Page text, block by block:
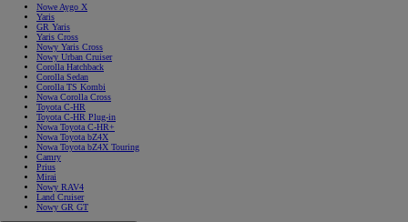
Nowe Aygo X
Yaris
GR Yaris
Yaris Cross
Nowy Yaris Cross
Nowy Urban Cruiser
Corolla Hatchback
Corolla Sedan
Corolla TS Kombi
Nowa Corolla Cross
Toyota C-HR
Toyota C-HR Plug-in
Nowa Toyota C-HR+
Nowa Toyota bZ4X
Nowa Toyota bZ4X Touring
Camry
Prius
Mirai
Nowy RAV4
Land Cruiser
Nowy GR GT